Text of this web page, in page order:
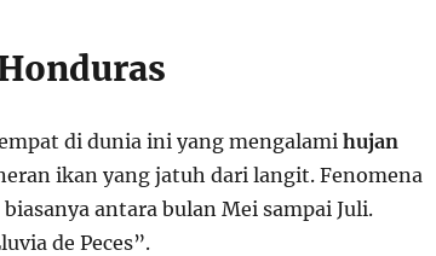
di dunia ini yang mengalami hujan
ikan yang jatuh dari langit. Fenomena
biasanya antara bulan Mei sampai Juli.
de Peces”.